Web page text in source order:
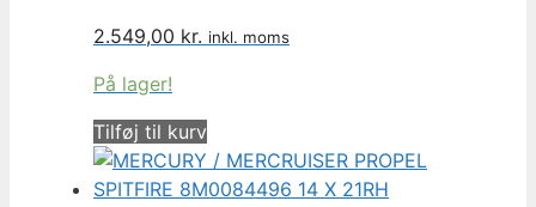
2.549,00 kr. inkl. moms
På lager!
Tilføj til kurv